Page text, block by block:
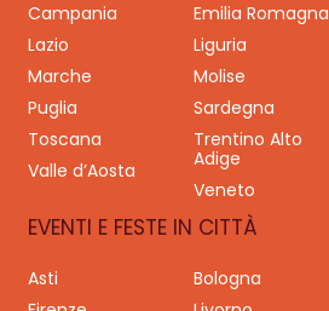
Campania
Emilia Romagna
Lazio
Liguria
Marche
Molise
Puglia
Sardegna
Toscana
Trentino Alto
Adige
Valle d’Aosta
Veneto
EVENTI E FESTE IN CITTÀ
Asti Bologna